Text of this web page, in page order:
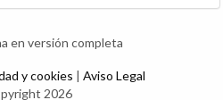
en versión completa
y cookies | Aviso Legal
2026